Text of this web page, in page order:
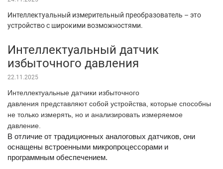
Интеллектуальный измерительный преобразователь – это
устройство с широкими возможностями.
Интеллектуальный датчик
избыточного давления
22.11.2025
Интеллектуальные датчики избыточного
давления представляют собой устройства, которые способны
не только измерять, но и анализировать измеряемое
давление.
В отличие от традиционных аналоговых датчиков, они
оснащены встроенными микропроцессорами и
программным обеспечением.